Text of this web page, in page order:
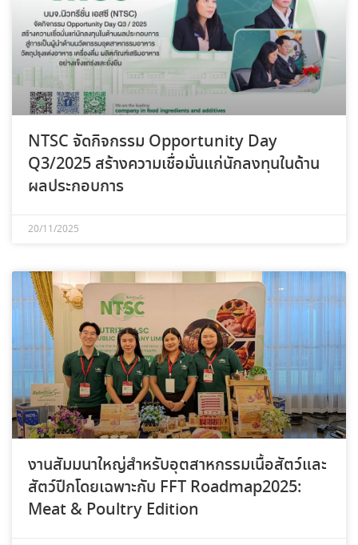
NTSC จัดกิจกรรม Opportunity Day
Q3/2025 สร้างความเชื่อมั่นแก่นักลงทุนในด้าน
ผลประกอบการ
20/11/2025
งานสัมมนาใหญ่สำหรับอุตสาหกรรมเนื้อสัตว์และ
สัตว์ปีกโดยเฉพาะกับ FFT Roadmap2025:
Meat & Poultry Edition